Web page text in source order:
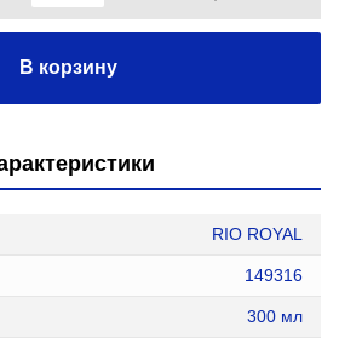
В корзину
RIO ROYAL
149316
300 мл